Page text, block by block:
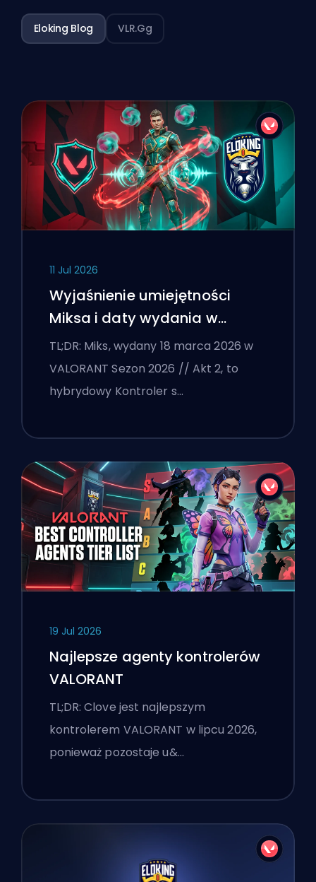
Eloking Blog VLR.gg
11 Jul 2026
Wyjaśnienie umiejętności
Miksa i daty wydania w
VALORANT
TL;DR: Miks, wydany 18 marca 2026 w
VALORANT Sezon 2026 // Akt 2, to
hybrydowy Kontroler s…
19 Jul 2026
Najlepsze agenty kontrolerów
VALORANT
TL;DR: Clove jest najlepszym
kontrolerem VALORANT w lipcu 2026,
ponieważ pozostaje u&…